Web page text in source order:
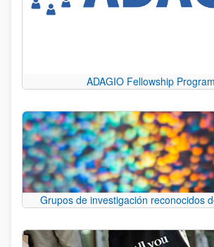
ADAGIO Fellowship
Grupos de investigación reconocidos